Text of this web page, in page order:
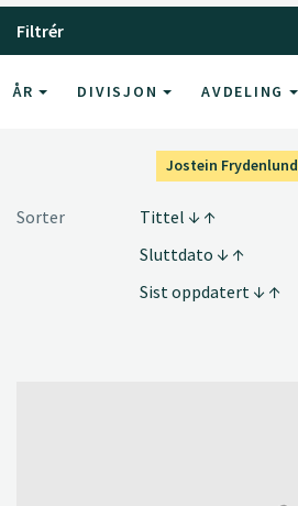
Filtrér
ÅR DIVISJON AVDELING
Jostein Frydenlund
Sorter
Tittel
Sluttdato
Sist oppdatert